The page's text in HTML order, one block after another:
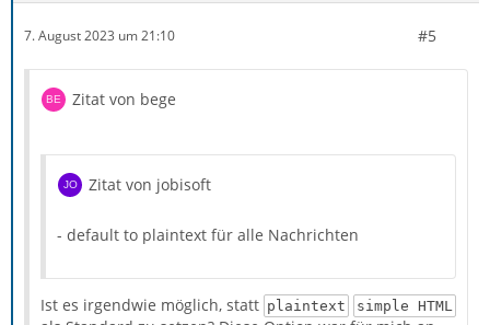
7. August 2023 um 21:10 #5
Zitat von bege
Zitat von jobisoft
- default to plaintext für alle Nachrichten
Ist es irgendwie möglich, statt plaintext simple HTML